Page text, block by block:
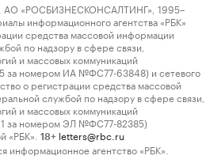
«РОСБИЗНЕСКОНСАЛТИНГ», 1995–
информационного агентства «РБК»
средства массовой информации
по надзору в сфере связи,
и массовых коммуникаций
за номером ИА №ФС77-63848) и сетевого
о регистрации средства массовой
службой по надзору в сфере связи,
и массовых коммуникаций
за номером ЭЛ №ФС77-82385)
«РБК».
18+ letters@rbc.ru
информационное агентство «РБК».